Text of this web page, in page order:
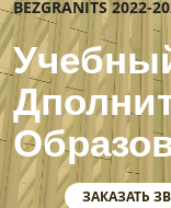
BEZGRANITS 2022-
ЗАКАЗАТЬ